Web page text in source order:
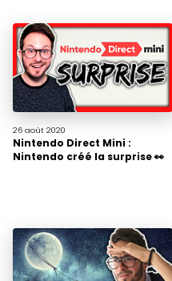
26 août 2020
Nintendo Direct Mini :
Nintendo créé la surprise 👀